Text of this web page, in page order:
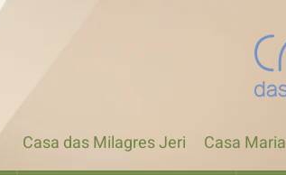
Casa das Milagres Jeri Casa Maria